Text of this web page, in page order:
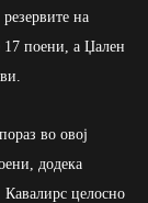
на
17 поени, а Џален
во овој
додека
целосно